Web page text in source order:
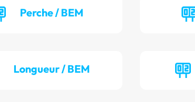
Perche / BEM
Longueur / BEM